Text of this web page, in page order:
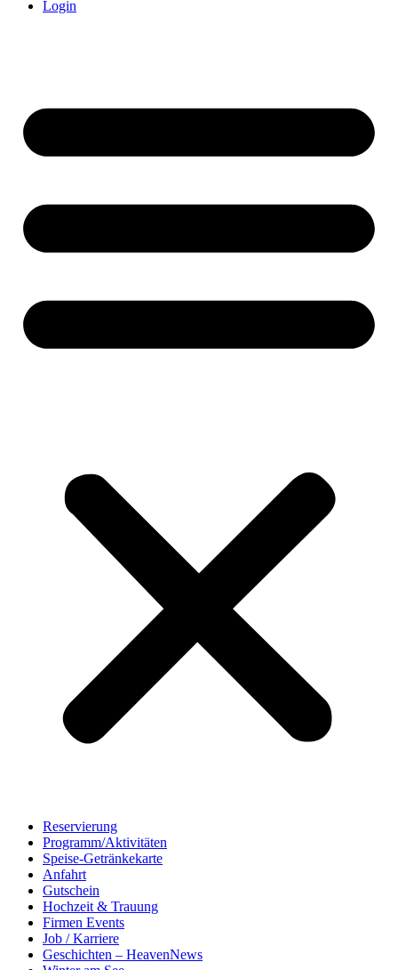
Login
Reservierung
Programm/Aktivitäten
Speise-Getränkekarte
Anfahrt
Gutschein
Hochzeit & Trauung
Firmen Events
Job / Karriere
Geschichten – HeavenNews